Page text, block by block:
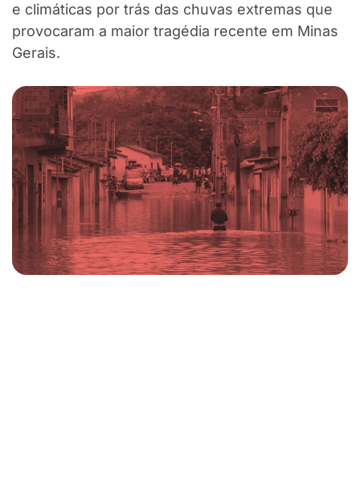
e climáticas por trás das chuvas extremas que
provocaram a maior tragédia recente em Minas
Gerais.